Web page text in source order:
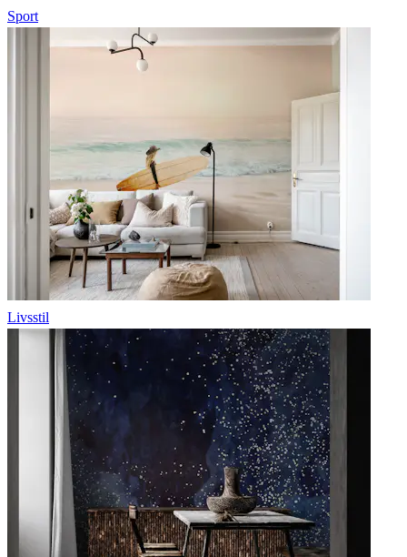
Sport
Livsstil